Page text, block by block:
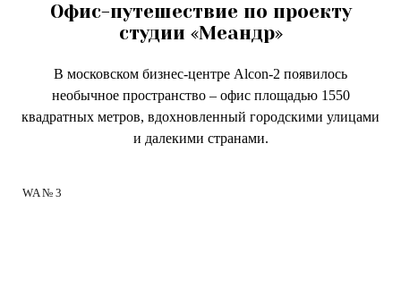
Офис-путешествие по проекту
студии «Меандр»
В московском бизнес-центре Alcon-2 появилось
необычное пространство – офис площадью 1550
квадратных метров, вдохновленный городскими улицами
и далекими странами.
WA № 3